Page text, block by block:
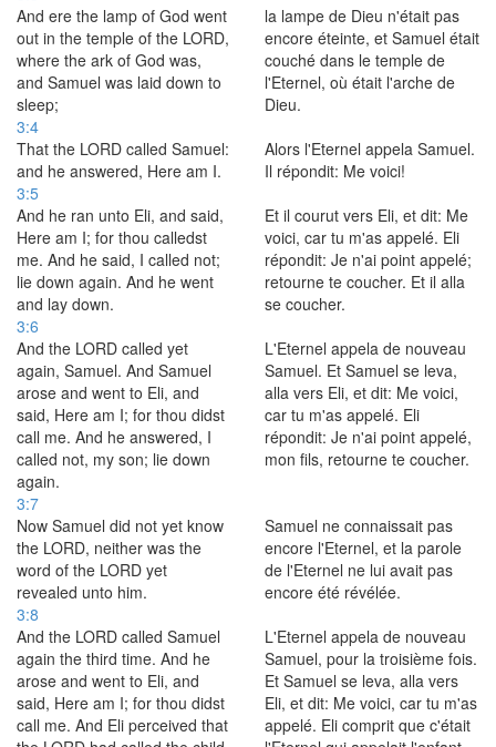
And ere the lamp of God went
out in the temple of the LORD,
where the ark of God was,
and Samuel was laid down to
sleep;
la lampe de Dieu n'était pas
encore éteinte, et Samuel était
couché dans le temple de
l'Eternel, où était l'arche de
Dieu.
3:4
That the LORD called Samuel:
and he answered, Here am I.
Alors l'Eternel appela Samuel.
Il répondit: Me voici!
3:5
And he ran unto Eli, and said,
Here am I; for thou calledst
me. And he said, I called not;
lie down again. And he went
and lay down.
Et il courut vers Eli, et dit: Me
voici, car tu m'as appelé. Eli
répondit: Je n'ai point appelé;
retourne te coucher. Et il alla
se coucher.
3:6
And the LORD called yet
again, Samuel. And Samuel
arose and went to Eli, and
said, Here am I; for thou didst
call me. And he answered, I
called not, my son; lie down
again.
L'Eternel appela de nouveau
Samuel. Et Samuel se leva,
alla vers Eli, et dit: Me voici,
car tu m'as appelé. Eli
répondit: Je n'ai point appelé,
mon fils, retourne te coucher.
3:7
Now Samuel did not yet know
the LORD, neither was the
word of the LORD yet
revealed unto him.
Samuel ne connaissait pas
encore l'Eternel, et la parole
de l'Eternel ne lui avait pas
encore été révélée.
3:8
And the LORD called Samuel
again the third time. And he
arose and went to Eli, and
said, Here am I; for thou didst
call me. And Eli perceived that
L'Eternel appela de nouveau
Samuel, pour la troisième fois.
Et Samuel se leva, alla vers
Eli, et dit: Me voici, car tu m'as
appelé. Eli comprit que c'était